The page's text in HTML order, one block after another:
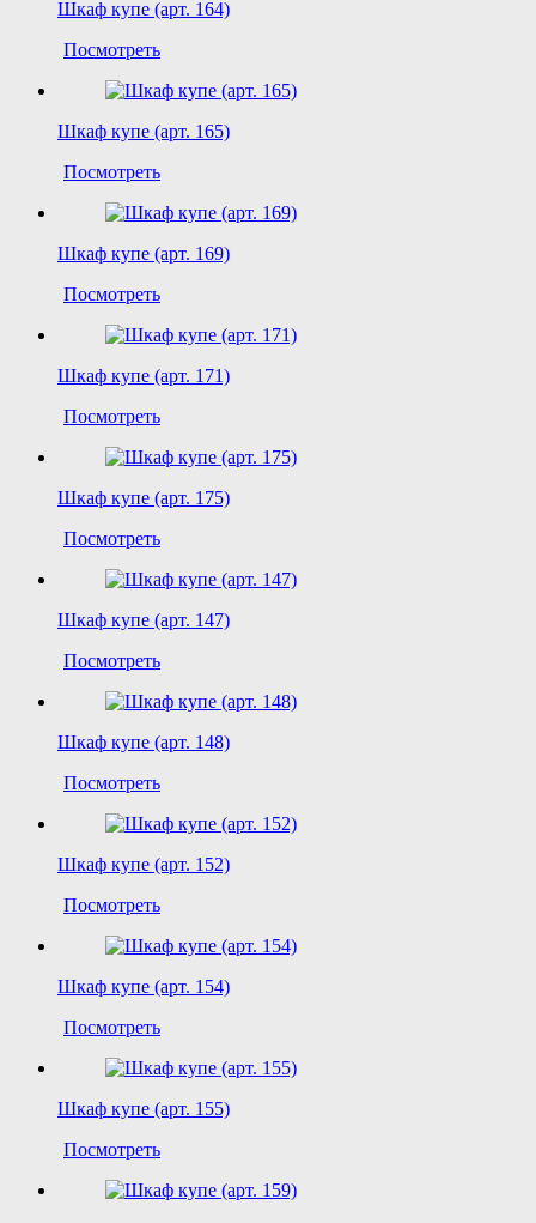
Шкаф купе (арт. 164)
Посмотреть
Шкаф купе (арт. 165)
Посмотреть
Шкаф купе (арт. 169)
Посмотреть
Шкаф купе (арт. 171)
Посмотреть
Шкаф купе (арт. 175)
Посмотреть
Шкаф купе (арт. 147)
Посмотреть
Шкаф купе (арт. 148)
Посмотреть
Шкаф купе (арт. 152)
Посмотреть
Шкаф купе (арт. 154)
Посмотреть
Шкаф купе (арт. 155)
Посмотреть